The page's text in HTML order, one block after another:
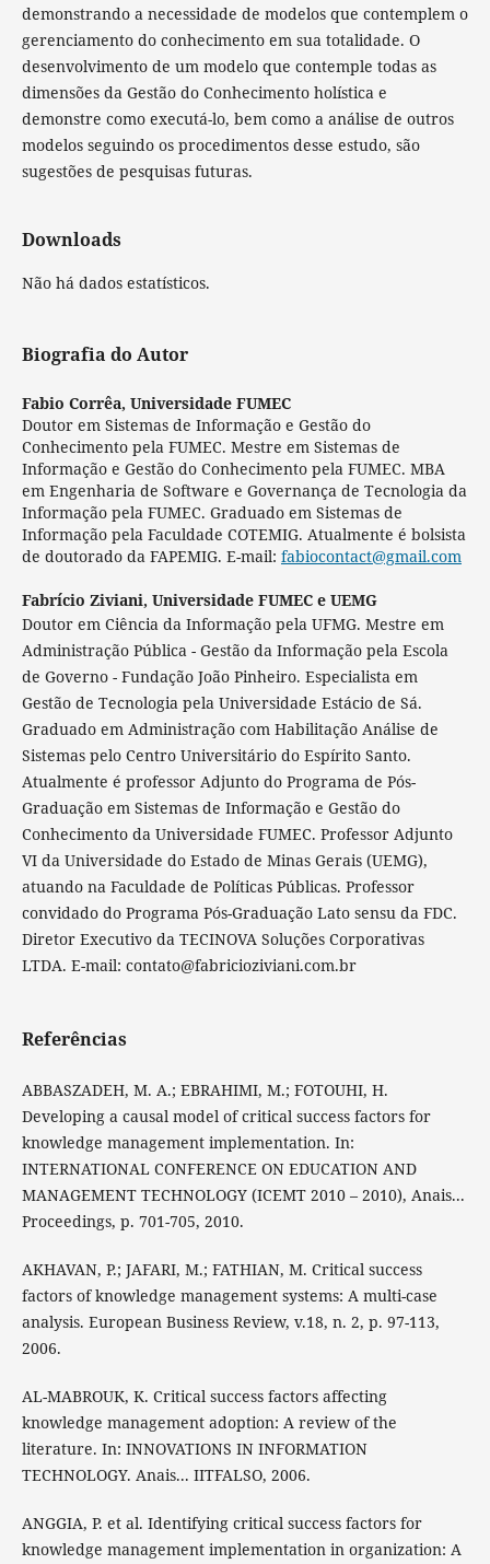
demonstrando a necessidade de modelos que contemplem o
gerenciamento do conhecimento em sua totalidade. O
desenvolvimento de um modelo que contemple todas as
dimensões da Gestão do Conhecimento holística e
demonstre como executá-lo, bem como a análise de outros
modelos seguindo os procedimentos desse estudo, são
sugestões de pesquisas futuras.
Downloads
Não há dados estatísticos.
Biografia do Autor
Fabio Corrêa, Universidade FUMEC
Doutor em Sistemas de Informação e Gestão do
Conhecimento pela FUMEC. Mestre em Sistemas de
Informação e Gestão do Conhecimento pela FUMEC. MBA
em Engenharia de Software e Governança de Tecnologia da
Informação pela FUMEC. Graduado em Sistemas de
Informação pela Faculdade COTEMIG. Atualmente é bolsista
de doutorado da FAPEMIG. E-mail: fabiocontact@gmail.com
Fabrício Ziviani, Universidade FUMEC e UEMG
Doutor em Ciência da Informação pela UFMG. Mestre em
Administração Pública - Gestão da Informação pela Escola
de Governo - Fundação João Pinheiro. Especialista em
Gestão de Tecnologia pela Universidade Estácio de Sá.
Graduado em Administração com Habilitação Análise de
Sistemas pelo Centro Universitário do Espírito Santo.
Atualmente é professor Adjunto do Programa de Pós-
Graduação em Sistemas de Informação e Gestão do
Conhecimento da Universidade FUMEC. Professor Adjunto
VI da Universidade do Estado de Minas Gerais (UEMG),
atuando na Faculdade de Políticas Públicas. Professor
convidado do Programa Pós-Graduação Lato sensu da FDC.
Diretor Executivo da TECINOVA Soluções Corporativas
LTDA. E-mail: contato@fabricioziviani.com.br
Referências
ABBASZADEH, M. A.; EBRAHIMI, M.; FOTOUHI, H.
Developing a causal model of critical success factors for
knowledge management implementation. In:
INTERNATIONAL CONFERENCE ON EDUCATION AND
MANAGEMENT TECHNOLOGY (ICEMT 2010 – 2010), Anais...
Proceedings, p. 701-705, 2010.
AKHAVAN, P.; JAFARI, M.; FATHIAN, M. Critical success
factors of knowledge management systems: A multi-case
analysis. European Business Review, v.18, n. 2, p. 97-113,
2006.
AL-MABROUK, K. Critical success factors affecting
knowledge management adoption: A review of the
literature. In: INNOVATIONS IN INFORMATION
TECHNOLOGY. Anais... IITFALSO, 2006.
ANGGIA, P. et al. Identifying critical success factors for
knowledge management implementation in organization: A